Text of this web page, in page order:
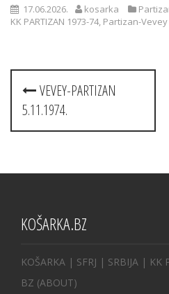
17.06.2026. kosarka
KK PARTIZAN 1973-74, Partizan-Vevey
Post
navigation
VEVEY-PARTIZAN
5.11.1974.
KOŠARKA.BZ
KOŠARKA | SFRJ | SRBIJA | KK
BZ (ABOUT)